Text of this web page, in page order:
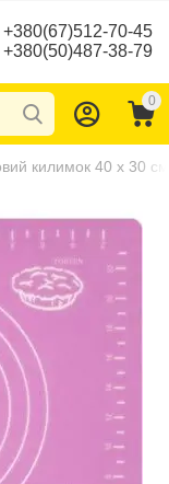
+380(67)512-70-45
+380(50)487-38-79
0
килимок 40 х 30